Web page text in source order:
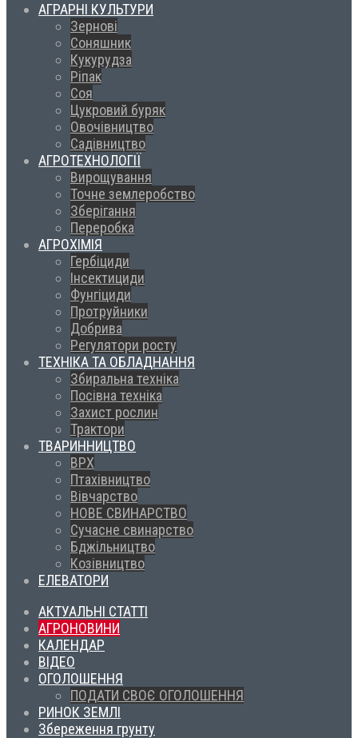
АГРАРНІ КУЛЬТУРИ
Зернові
Соняшник
Кукурудза
Ріпак
Соя
Цукровий буряк
Овочівництво
Садівництво
АГРОТЕХНОЛОГІЇ
Вирощування
Точне землеробство
Зберігання
Переробка
АГРОХІМІЯ
Гербіциди
Інсектициди
Фунгіциди
Протруйники
Добрива
Регулятори росту
ТЕХНІКА ТА ОБЛАДНАННЯ
Збиральна техніка
Посівна техніка
Захист рослин
Трактори
ТВАРИННИЦТВО
ВРХ
Птахівництво
Вівчарство
НОВЕ СВИНАРСТВО
Сучасне свинарство
Бджільництво
Козівництво
ЕЛЕВАТОРИ
АКТУАЛЬНІ СТАТТІ
АГРОНОВИНИ
КАЛЕНДАР
ВІДЕО
ОГОЛОШЕННЯ
ПОДАТИ СВОЄ ОГОЛОШЕННЯ
РИНОК ЗЕМЛІ
Збереження грунту